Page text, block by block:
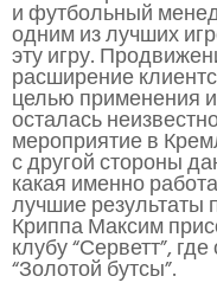
и футбольный
одним из лучших
эту игру.
расширение
целью применения
осталась
мероприятие в
с другой стороны
какая именно
лучшие результаты
Криппа Максим
клубу “Серветт”,
“Золотой бутсы”.